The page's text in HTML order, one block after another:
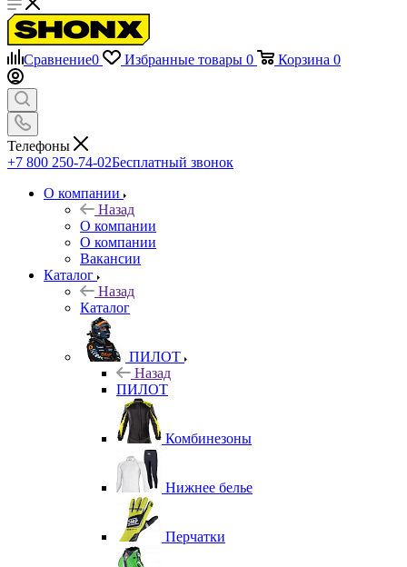
Сравнение0 Избранные товары 0 Корзина 0
Телефоны
+7 800 250-74-02Бесплатный звонок
О компании
Назад
О компании
О компании
Вакансии
Каталог
Назад
Каталог
ПИЛОТ
Назад
ПИЛОТ
Комбинезоны
Нижнее белье
Перчатки